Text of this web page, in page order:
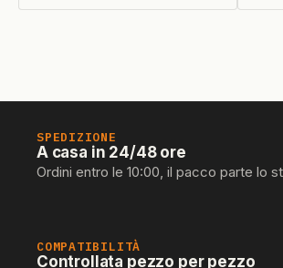
SPEDIZIONE
A casa in 24/48 ore
Ordini entro le 10:00, il pacco parte lo
COMPATIBILITÀ
Controllata pezzo per pezzo